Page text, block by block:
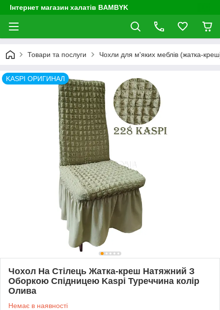
Інтернет магазин халатів BAMBYK
Товари та послуги Чохли для м'яких меблів (жатка-
KASPI ОРИГИНАЛ
Чохол На Стілець Жатка-креш Натяжний З
Оборкою Спідницею Kaspi Туреччина колір
Олива
Немає в наявності